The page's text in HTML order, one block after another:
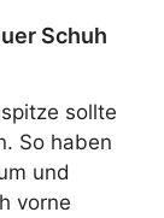
Schuh
sollte
So haben
und
vorne